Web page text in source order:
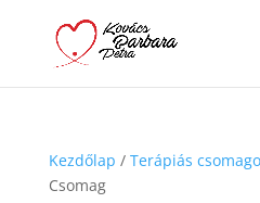
Kezdőlap / Terápiás
Csomag